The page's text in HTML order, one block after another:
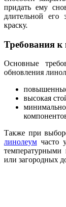
придать ему
длительной его
краску.
Требования
Основные
обновления
высокая
Также при
линолеум часто
или загородных